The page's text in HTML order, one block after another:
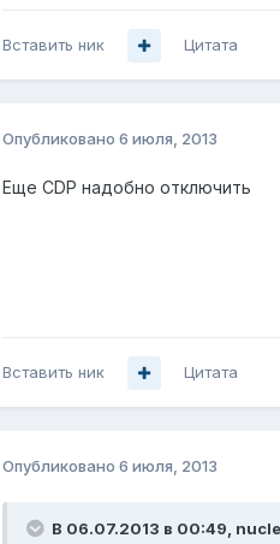
Вставить ник Цитата
Опубликовано 6 июля, 2013
Еще CDP надобно отключить
Вставить ник Цитата
Опубликовано 6 июля, 2013
В 06.07.2013 в 00:49,